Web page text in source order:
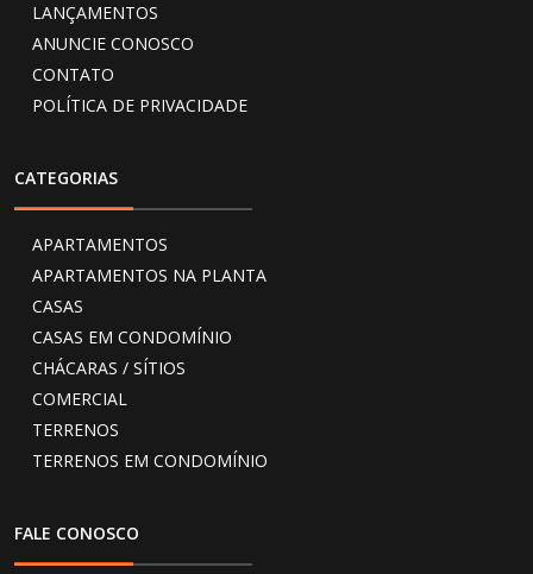
LANÇAMENTOS
ANUNCIE CONOSCO
CONTATO
POLÍTICA DE PRIVACIDADE
CATEGORIAS
APARTAMENTOS
APARTAMENTOS NA PLANTA
CASAS
CASAS EM CONDOMÍNIO
CHÁCARAS / SÍTIOS
COMERCIAL
TERRENOS
TERRENOS EM CONDOMÍNIO
FALE CONOSCO